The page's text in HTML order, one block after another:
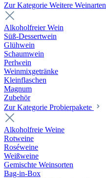
Zur Kategorie Weitere Weinarten
Alkoholfreier Wein
Süß-Dessertwein
Glühwein
Schaumwein
Perlwein
Weinmixgetränke
Kleinflaschen
Magnum
Zubehör
Zur Kategorie Probierpakete
Alkoholfreie Weine
Rotweine
Roséweine
Weißweine
Gemischte Weinsorten
Bag-in-Box